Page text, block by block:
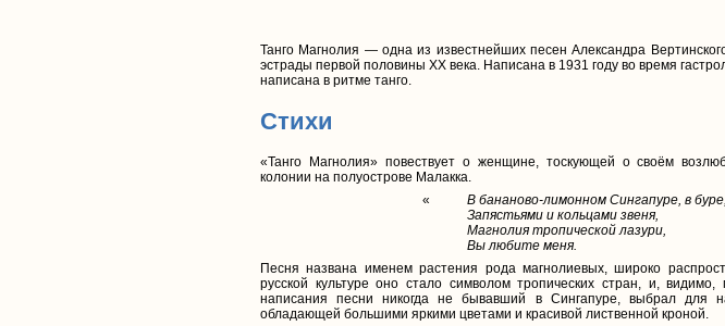
Танго Магнолия — одна из известнейших песен Александра
эстрады первой половины XX века. Написана в 1931 году во время
написана в ритме танго.
Стихи
«Танго Магнолия» повествует о женщине, тоскующей о своём
колонии на полуострове Малакка.
«
В бананово-лимонном Сингапуре, в буре,
Запястьями и кольцами звеня,
Магнолия тропической лазури,
Вы любите меня.
Песня названа именем растения рода магнолиевых, широко
русской культуре оно стало символом тропических стран, и,
написания песни никогда не бывавший в Сингапуре, выбрал для
обладающей большими яркими цветами и красивой лиственной кроной.